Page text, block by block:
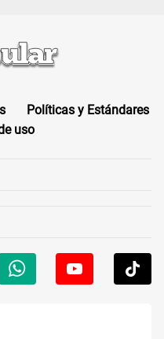
Políticas y Estándares
uso